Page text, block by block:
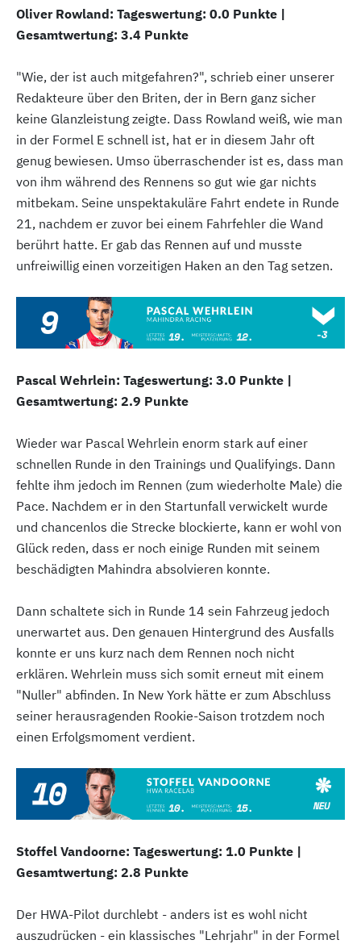
Oliver Rowland: Tageswertung: 0.0 Punkte |
Gesamtwertung: 3.4 Punkte
"Wie, der ist auch mitgefahren?", schrieb einer unserer
Redakteure über den Briten, der in Bern ganz sicher
keine Glanzleistung zeigte. Dass Rowland weiß, wie man
in der Formel E schnell ist, hat er in diesem Jahr oft
genug bewiesen. Umso überraschender ist es, dass man
von ihm während des Rennens so gut wie gar nichts
mitbekam. Seine unspektakuläre Fahrt endete in Runde
21, nachdem er zuvor bei einem Fahrfehler die Wand
berührt hatte. Er gab das Rennen auf und musste
unfreiwillig einen vorzeitigen Haken an den Tag setzen.
Pascal Wehrlein: Tageswertung: 3.0 Punkte |
Gesamtwertung: 2.9 Punkte
Wieder war Pascal Wehrlein enorm stark auf einer
schnellen Runde in den Trainings und Qualifyings. Dann
fehlte ihm jedoch im Rennen (zum wiederholte Male) die
Pace. Nachdem er in den Startunfall verwickelt wurde
und chancenlos die Strecke blockierte, kann er wohl von
Glück reden, dass er noch einige Runden mit seinem
beschädigten Mahindra absolvieren konnte.
Dann schaltete sich in Runde 14 sein Fahrzeug jedoch
unerwartet aus. Den genauen Hintergrund des Ausfalls
konnte er uns kurz nach dem Rennen noch nicht
erklären. Wehrlein muss sich somit erneut mit einem
"Nuller" abfinden. In New York hätte er zum Abschluss
seiner herausragenden Rookie-Saison trotzdem noch
einen Erfolgsmoment verdient.
Stoffel Vandoorne: Tageswertung: 1.0 Punkte |
Gesamtwertung: 2.8 Punkte
Der HWA-Pilot durchlebt - anders ist es wohl nicht
auszudrücken - ein klassisches "Lehrjahr" in der Formel